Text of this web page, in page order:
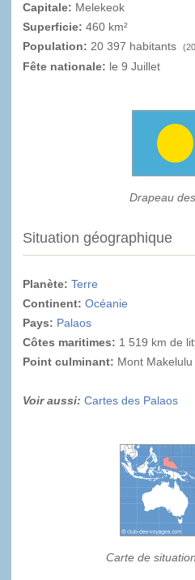
Capitale: Melekeok
Superficie: 460 km²
Population: 20 397 habitants
Fête nationale: le 9 Juillet
Drapeau
Situation géographique
Planète: Terre
Continent: Océanie
Pays: Palaos
Côtes maritimes: 1 519 km de
Point culminant: Mont
Voir aussi: Cartes des Palaos
Carte de